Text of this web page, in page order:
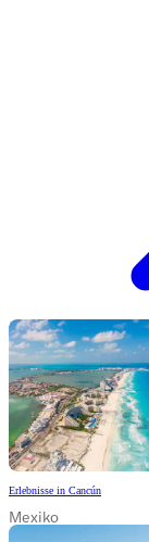
Erlebnisse in Cancún
Mexiko